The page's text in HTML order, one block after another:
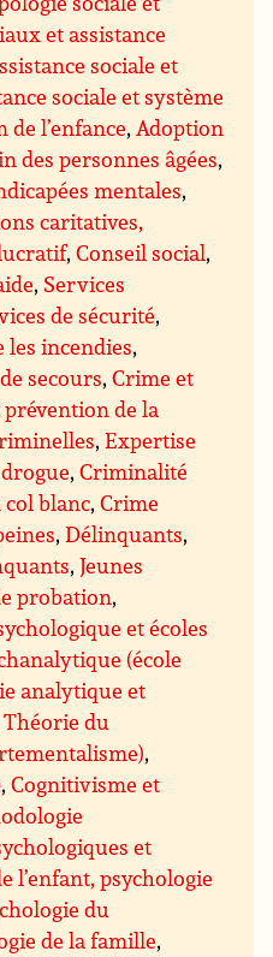
et assistance
sociale et
sociale et système
l’enfance,Adoption
des personnes âgées,
mentales,
caritatives,
,Conseil social,
, Services
de sécurité,
les incendies,
secours,Crime et
prévention de la
,Expertise
,Criminalité
blanc,Crime
,Délinquants,
,Jeunes
probation,
et écoles
(école
analytique et
Théorie du
,
,Cognitivisme et
et
l’enfant, psychologie
du
de la famille,